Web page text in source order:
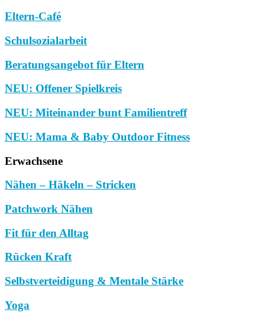
Eltern-Café
Schulsozialarbeit
Beratungsangebot für Eltern
NEU: Offener Spielkreis
NEU: Miteinander bunt Familientreff
NEU: Mama & Baby Outdoor Fitness
Erwachsene
Nähen – Häkeln – Stricken
Patchwork Nähen
Fit für den Alltag
Rücken Kraft
Selbstverteidigung & Mentale Stärke
Yoga